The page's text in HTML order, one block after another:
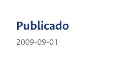
Publicado
2009-09-01